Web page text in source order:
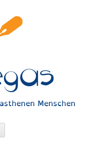
Springe zum Inhalt